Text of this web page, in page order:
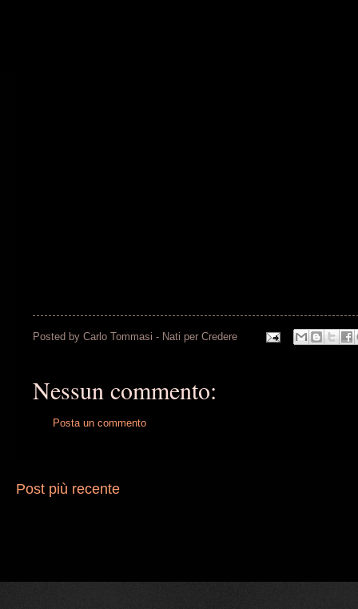
Posted by Carlo Tommasi - Nati per Credere
Nessun commento:
Posta un commento
Post più recente